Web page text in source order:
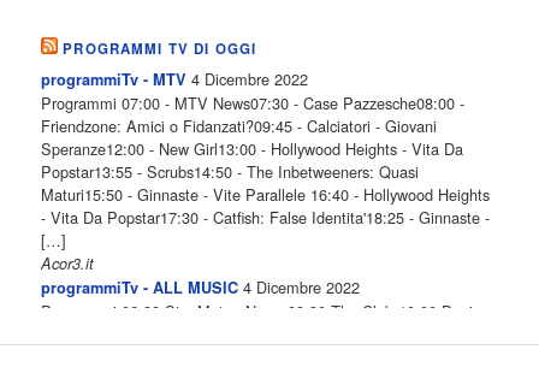
PROGRAMMI TV DI OGGI
programmiTv - MTV 4 Dicembre 2022
Programmi 07:00 - MTV News07:30 - Case Pazzesche08:00 -
Friendzone: Amici o Fidanzati?09:45 - Calciatori - Giovani
Speranze12:00 - New Girl13:00 - Hollywood Heights - Vita Da
Popstar13:55 - Scrubs14:50 - The Inbetweeners: Quasi
Maturi15:50 - Ginnaste - Vite Parallele 16:40 - Hollywood Heights
- Vita Da Popstar17:30 - Catfish: False Identita'18:25 - Ginnaste -
[…]
Acor3.it
programmiTv - ALL MUSIC 4 Dicembre 2022
Programmi 06.30 Star.Meteo.News 09.30 The Club 10.00 Deejay